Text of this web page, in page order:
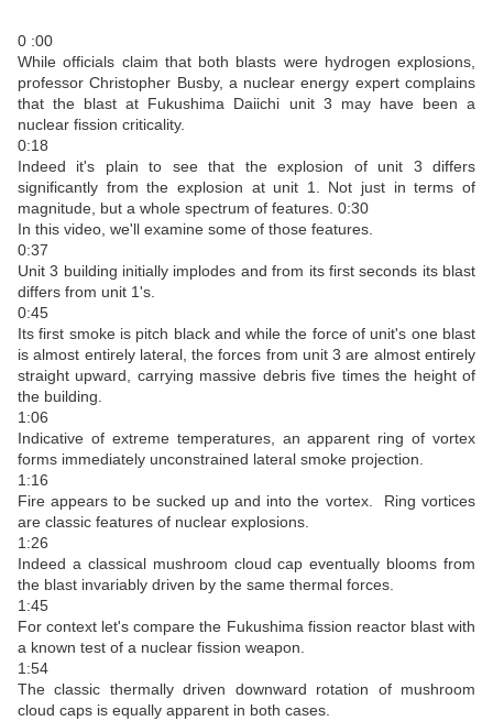
0 :00
While officials claim that both blasts were hydrogen explosions,
professor Christopher Busby, a nuclear energy expert complains
that the blast at Fukushima Daiichi unit 3 may have been a
nuclear fission criticality.
0:18
Indeed it's plain to see that the explosion of unit 3 differs
significantly from the explosion at unit 1. Not just in terms of
magnitude, but a whole spectrum of features. 0:30
In this video, we'll examine some of those features.
0:37
Unit 3 building initially implodes and from its first seconds its blast
differs from unit 1's.
0:45
Its first smoke is pitch black and while the force of unit's one blast
is almost entirely lateral, the forces from unit 3 are almost entirely
straight upward, carrying massive debris five times the height of
the building.
1:06
Indicative of extreme temperatures, an apparent ring of vortex
forms immediately unconstrained lateral smoke projection.
1:16
Fire appears to be sucked up and into the vortex.
Ring vortices
are classic features of nuclear explosions.
1:26
Indeed a classical mushroom cloud cap eventually blooms from
the blast invariably driven by the same thermal forces.
1:45
For context let's compare the Fukushima fission reactor blast with
a known test of a nuclear fission weapon.
1:54
The classic thermally driven downward rotation of mushroom
cloud caps is equally apparent in both cases.